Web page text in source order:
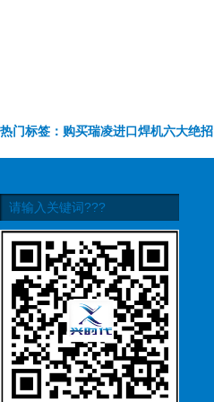
热门标签：购买瑞凌进口焊机六大绝招